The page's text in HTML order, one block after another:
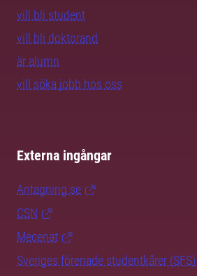
vill bli student
vill bli doktorand
är alumn
vill söka jobb hos oss
Externa ingångar
Antagning.se
CSN
Mecenat
Sveriges förenade studentkårer (SFS)